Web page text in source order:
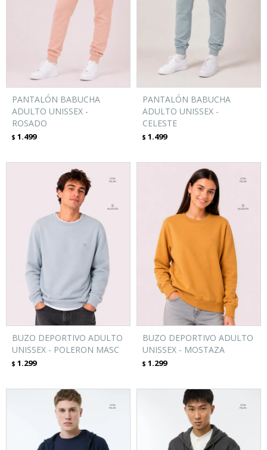
PANTALÓN BABUCHA
ADULTO UNISSEX -
ROSADO
$ 1.499
PANTALÓN BABUCHA
ADULTO UNISSEX -
CELESTE
$ 1.499
BUZO DEPORTIVO ADULTO
UNISSEX - POLERON MASC
$ 1.299
BUZO DEPORTIVO ADULTO
UNISSEX - MOSTAZA
$ 1.299